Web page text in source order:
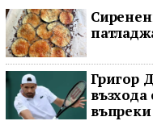
Григор
възхода